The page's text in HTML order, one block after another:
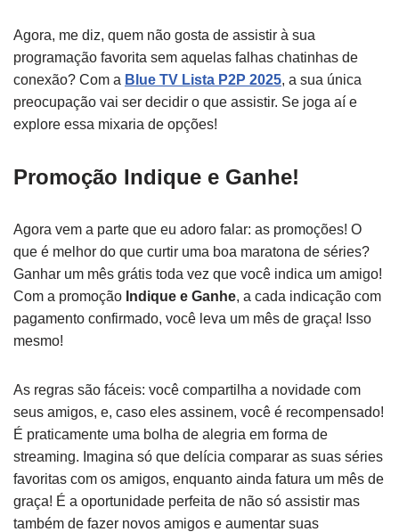
Agora, me diz, quem não gosta de assistir à sua
programação favorita sem aquelas falhas chatinhas de
conexão? Com a Blue TV Lista P2P 2025, a sua única
preocupação vai ser decidir o que assistir. Se joga aí e
explore essa mixaria de opções!
Promoção Indique e Ganhe!
Agora vem a parte que eu adoro falar: as promoções! O
que é melhor do que curtir uma boa maratona de séries?
Ganhar um mês grátis toda vez que você indica um amigo!
Com a promoção Indique e Ganhe, a cada indicação com
pagamento confirmado, você leva um mês de graça! Isso
mesmo!
As regras são fáceis: você compartilha a novidade com
seus amigos, e, caso eles assinem, você é recompensado!
É praticamente uma bolha de alegria em forma de
streaming. Imagina só que delícia comparar as suas séries
favoritas com os amigos, enquanto ainda fatura um mês de
graça! É a oportunidade perfeita de não só assistir mas
também de fazer novos amigos e aumentar suas